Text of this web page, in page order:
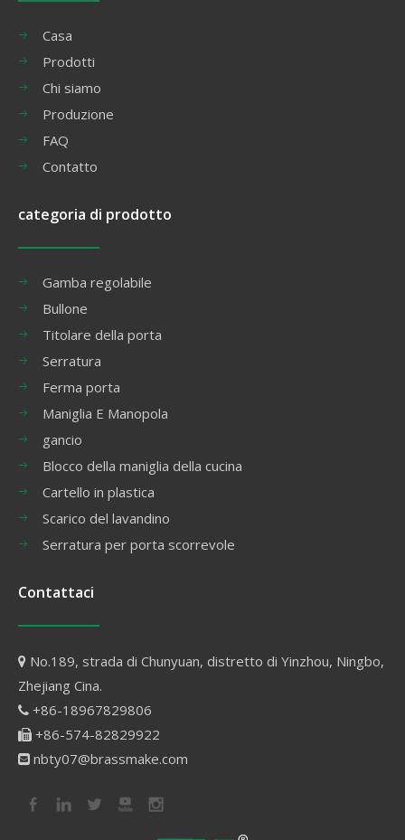
Casa
Prodotti
Chi siamo
Produzione
FAQ
Contatto
categoria di prodotto
Gamba regolabile
Bullone
Titolare della porta
Serratura
Ferma porta
Maniglia E Manopola
gancio
Blocco della maniglia della cucina
Cartello in plastica
Scarico del lavandino
Serratura per porta scorrevole
Contattaci
 No.189, strada di Chunyuan, distretto di Yinzhou, Ningbo,
Zhejiang Cina.
 +86-18967829806
 +86-574-82829922
 nbty07@brassmake.com